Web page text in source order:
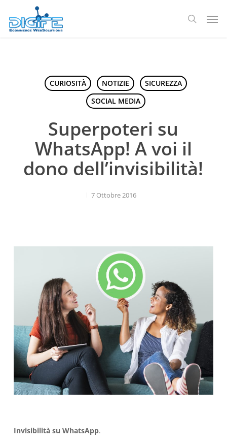
contenuto
ricerca
CURIOSITÀ NOTIZIE
SICUREZZA
SOCIAL MEDIA
Superpoteri su
WhatsApp! A voi il
dono dell’invisibilità!
7 Ottobre 2016
Invisibilità su WhatsApp.